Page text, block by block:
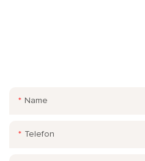
Name
Telefon